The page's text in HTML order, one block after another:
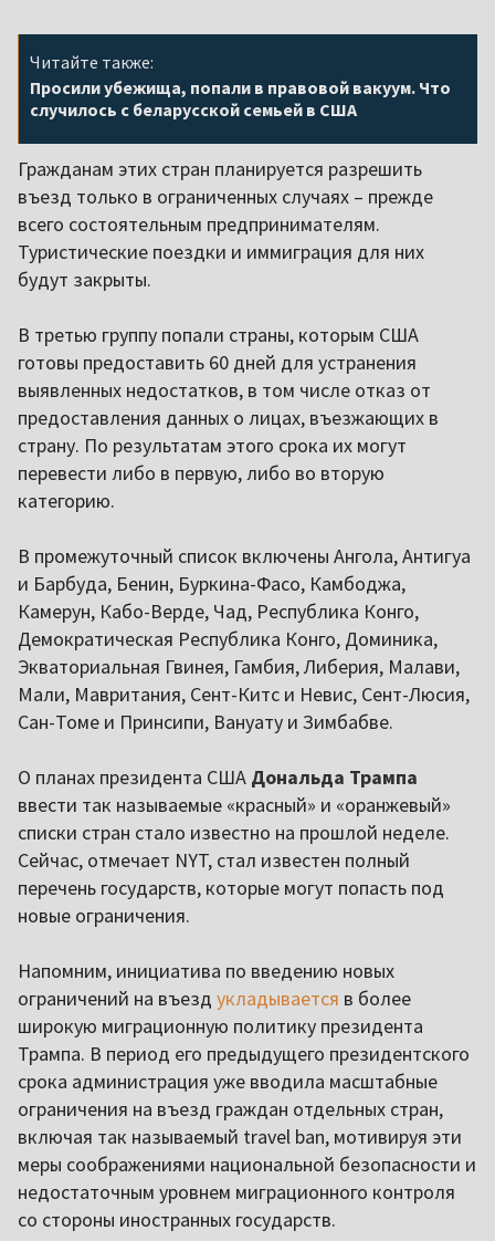
Читайте также:
Просили убежища, попали в правовой вакуум. Что
случилось с беларусской семьей в США
Гражданам этих стран планируется разрешить
въезд только в ограниченных случаях – прежде
всего состоятельным предпринимателям.
Туристические поездки и иммиграция для них
будут закрыты.
В третью группу попали страны, которым США
готовы предоставить 60 дней для устранения
выявленных недостатков, в том числе отказ от
предоставления данных о лицах, въезжающих в
страну. По результатам этого срока их могут
перевести либо в первую, либо во вторую
категорию.
В промежуточный список включены Ангола, Антигуа
и Барбуда, Бенин, Буркина-Фасо, Камбоджа,
Камерун, Кабо-Верде, Чад, Республика Конго,
Демократическая Республика Конго, Доминика,
Экваториальная Гвинея, Гамбия, Либерия, Малави,
Мали, Мавритания, Сент-Китс и Невис, Сент-Люсия,
Сан-Томе и Принсипи, Вануату и Зимбабве.
О планах президента США Дональда Трампа
ввести так называемые «красный» и «оранжевый»
списки стран стало известно на прошлой неделе.
Сейчас, отмечает NYT, стал известен полный
перечень государств, которые могут попасть под
новые ограничения.
Напомним, инициатива по введению новых
ограничений на въезд укладывается в более
широкую миграционную политику президента
Трампа. В период его предыдущего президентского
срока администрация уже вводила масштабные
ограничения на въезд граждан отдельных стран,
включая так называемый travel ban, мотивируя эти
меры соображениями национальной безопасности и
недостаточным уровнем миграционного контроля
со стороны иностранных государств.